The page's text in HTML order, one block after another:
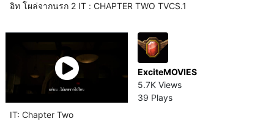
อิท โผล่จากนรก 2 IT : CHAPTER TWO TVCS.1
ExciteMOVIES
5.7K Views
39 Plays
IT: Chapter Two